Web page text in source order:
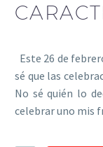
Este 26 de
sé que las
No sé quién lo
celebrar uno mis